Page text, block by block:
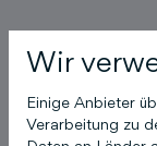
Wir
Einige Anbieter
Verarbeitung zu